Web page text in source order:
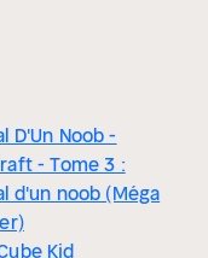
D'Un Noob -
- Tome 3 :
d'un noob (Méga
Kid